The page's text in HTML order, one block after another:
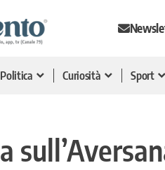
Politica Curiosità Sport